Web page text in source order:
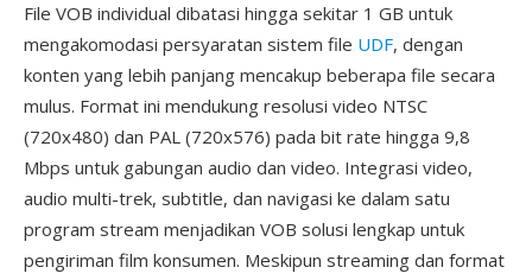
File VOB individual dibatasi hingga sekitar 1 GB untuk
mengakomodasi persyaratan sistem file UDF, dengan
konten yang lebih panjang mencakup beberapa file secara
mulus. Format ini mendukung resolusi video NTSC
(720x480) dan PAL (720x576) pada bit rate hingga 9,8
Mbps untuk gabungan audio dan video. Integrasi video,
audio multi-trek, subtitle, dan navigasi ke dalam satu
program stream menjadikan VOB solusi lengkap untuk
pengiriman film konsumen. Meskipun streaming dan format